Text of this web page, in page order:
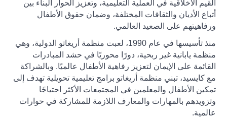
القيم الأخلاقية في العملية التعليمية، وتعزيز الحوار البناء بين
أتباع الأديان والثقافات المختلفة، وضمان حقوق الأطفال
ورفاهيتهم على الصعيد العالمي.
منذ تأسيسها في عام 1990، لعبت منظمة أريغاتو الدولية، وهي
منظمة يابانية غير ربحية، دورًا محوريًا في حشد المبادرات
القائمة على الإيمان لتعزيز رفاهية الأطفال عالميًا. وبالشراكة
مع كايسيد، تبني منظمة أريغاتو برامج تعليمية تحويلية تهدف إلى
تمكين الأطفال والمعلمين في المجتمعات الأكثر احتياجًا
وتزويدهم بالمهارات والمعارف اللازمة للمشاركة في حوارات
عالمية.